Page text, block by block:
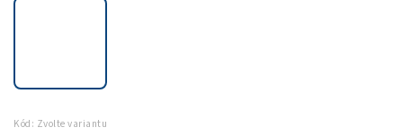
Kód: Zvolte variantu